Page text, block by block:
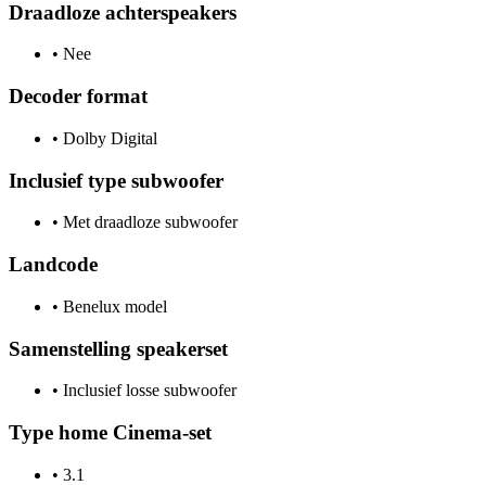
Draadloze achterspeakers
• Nee
Decoder format
• Dolby Digital
Inclusief type subwoofer
• Met draadloze subwoofer
Landcode
• Benelux model
Samenstelling speakerset
• Inclusief losse subwoofer
Type home Cinema-set
• 3.1